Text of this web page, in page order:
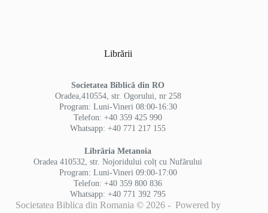
Librării
Societatea Biblică din RO
Oradea,410554, str. Ogorului, nr 258
Program: Luni-Vineri 08:00-16:30
Telefon: +40 359 425 990
Whatsapp: +40 771 217 155
Librăria Metanoia
Oradea 410532, str. Nojoridului colț cu Nufărului
Program: Luni-Vineri 09:00-17:00
Telefon: +40 359 800 836
Whatsapp: +40 771 392 795
Societatea Biblica din Romania © 2026 - Powered by